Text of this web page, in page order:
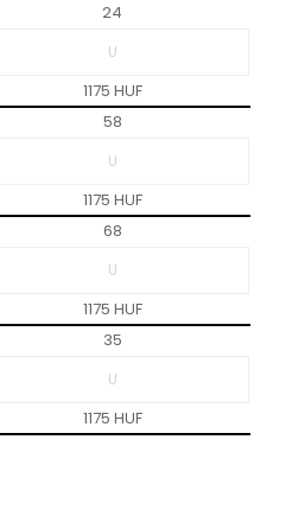
24
1175 HUF
58
1175 HUF
68
1175 HUF
35
1175 HUF